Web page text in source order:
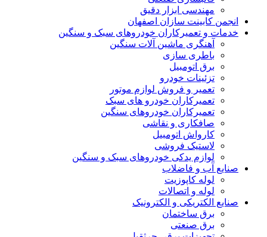
مهندسی ابزار دقیق
انجمن کابینت سازان اصفهان
خدمات و تعمیرکاران خودروهای سبک و سنگین
آهنگری ماشین آلات سنگین
باطری سازی
برق اتومبیل
تزئینات خودرو
تعمیر و فروش لوازم موتور
تعمیرکاران خودرو های سبک
تعمیرکاران خودروهای سنگین
صافکاری و نقاشی
کارواش اتومبیل
لاستیک فروشی
لوازم یدکی خودروهای سبک و سنگین
صنایع آب و فاضلاب
لوله کاپوزیت
لوله و اتصالات
صنایع الکتریکی و الکترونیک
برق ساختمان
برق صنعتی